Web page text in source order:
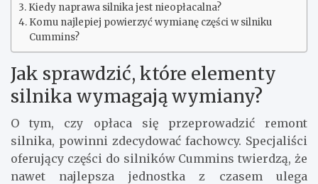
Kiedy naprawa silnika jest nieopłacalna?
Komu najlepiej powierzyć wymianę części w silniku
Cummins?
Jak sprawdzić, które elementy
silnika wymagają wymiany?
O tym, czy opłaca się przeprowadzić remont
silnika, powinni zdecydować fachowcy. Specjaliści
oferujący części do silników Cummins twierdzą, że
nawet najlepsza jednostka z czasem ulega